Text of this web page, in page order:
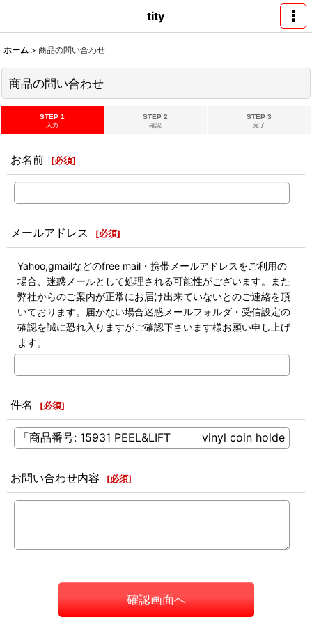
tity
ホーム > 商品の問い合わせ
商品の問い合わせ
STEP 1
入力
STEP 2
確認
STEP 3
完了
お名前 [必須]
メールアドレス [必須]
Yahoo,gmailなどのfree mail・携帯メールアドレスをご利用の
場合、迷惑メールとして処理される可能性がございます。また
弊社からのご案内が正常にお届け出来ていないとのご連絡を頂
いております。届かない場合迷惑メールフォルダ・受信設定の
確認を誠に恐れ入りますがご確認下さいます様お願い申し上げ
ます。
件名 [必須]
お問い合わせ内容 [必須]
確認画面へ